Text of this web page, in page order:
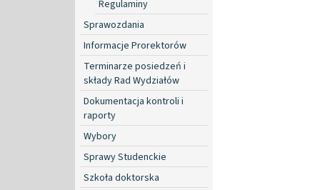
Regulaminy
Sprawozdania
Informacje Prorektorów
Terminarze posiedzeń i
składy Rad Wydziałów
Dokumentacja kontroli i
raporty
Wybory
Sprawy Studenckie
Szkoła doktorska